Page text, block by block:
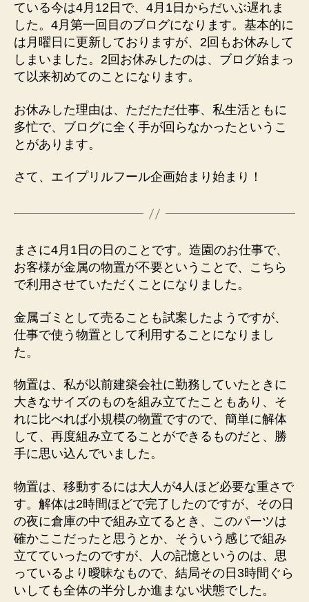
リ
ル
フ
ー
ル
企
今
年
ま
ている今は4月12日で、4月1日からだいぶ遅れま
した。4月第一回目のブログになります。基本的に
は月曜日に更新しておりますが、2回もお休みして
しまいました。2回お休みしたのは、ブログ始まっ
て以来初めてのことになります。
お休みした理由は、ただただ仕事、私生活ともに
多忙で、ブログに全く手が回らなかったというこ
とがあります。
さて、エイプリルフール企画始まり始まり！
まさに4月1日の日のことです。造園のお仕事で、
お客様が金属の物置が不要ということで、こちら
で利用させていただくことになりました。
金属ゴミとして売ることも試案したようですが、
仕事で使う物置として利用することになりまし
た。
物置は、私が以前建築会社に勤務していたときに
大きなサイズのものを組み立てたこともあり、そ
れに比べれば小規模の物置ですので、簡単に解体
して、再度組み立てることができるものだと、勝
手に思い込んでいました。
物置は、移動するには大人が4人ほど必要な重さで
す。解体は2時間ほどで完了したのですが、その日
の夜に倉庫の中で組み立てるとき、このパーツは
確かここだったと思うとか、そういう感じで組み
立てていったのですが、人の記憶というのは、思
っているより曖昧なもので、結局その日3時間ぐら
いしても全体の半分しか進まない状態でした。